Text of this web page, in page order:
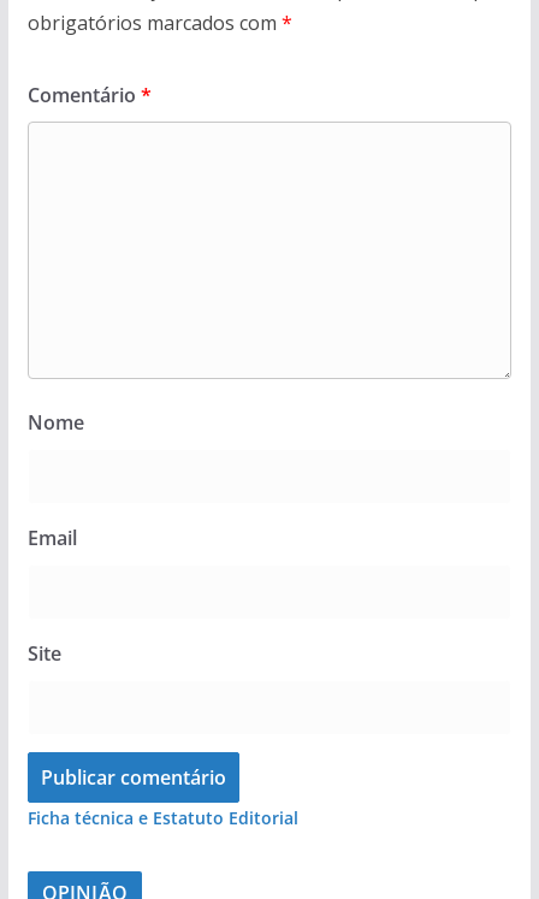
obrigatórios marcados com *
Comentário *
Nome
Email
Site
Ficha técnica e Estatuto Editorial
OPINIÃO